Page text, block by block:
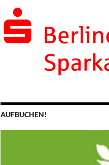
AUFBUCHEN!